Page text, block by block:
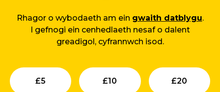
Rhagor o wybodaeth am ein gwaith datblygu.
I gefnogi ein cenhedlaeth nesaf o dalent
greadigol, cyfrannwch isod.
£5
Submit
£10
Submit
£20